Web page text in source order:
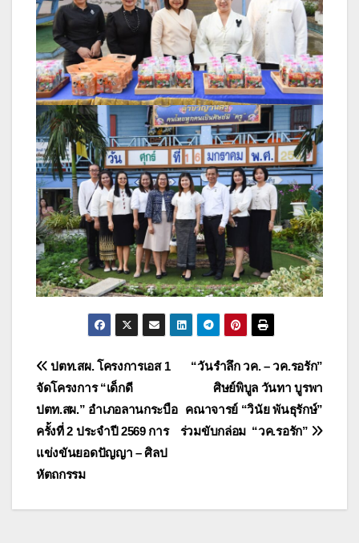
แนะแนว
เรื่อง
“วันรำลึก วค. – วค.รอรัก”
ศิษย์พิบูล วันทา บูรพา
คณาจารย์ “วินัย พันธุรักษ์”
ร่วมขับกล่อม “วค.รอรัก”
ปตท.สผ. โครงการเอส 1
จัดโครงการ “เด็กดี
ปตท.สผ.” อำเภอลานกระบือ
ครั้งที่ 2 ประจำปี 2569 การ
แข่งขันยอดปัญญา – ศิลป
หัตถกรรม